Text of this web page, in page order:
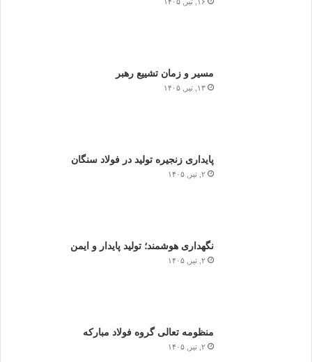
مسیر و زمان تشییع رهبر
۱۳, تیر, ۱۴۰۵
پایداری زنجیره تولید در فولاد سنگان
۲, تیر, ۱۴۰۵
نگهداری هوشمند؛ تولید پایدار و ایمن
۲, تیر, ۱۴۰۵
منظومه تعالی گروه فولاد مبارکه
۲, تیر, ۱۴۰۵